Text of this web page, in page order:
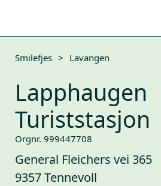
Smilefjes > Lavangen
Lapphaugen
Turiststasjon
Orgnr. 999447708
General Fleichers vei 365
9357 Tennevoll